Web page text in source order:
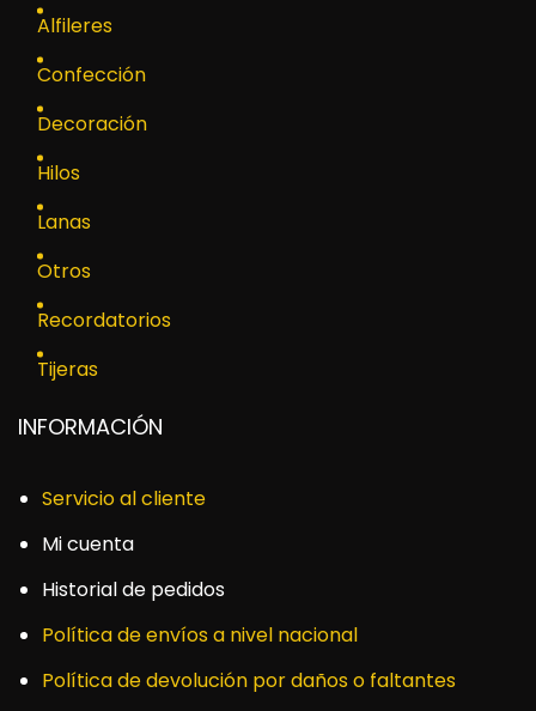
Alfileres
Confección
Decoración
Hilos
Lanas
Otros
Recordatorios
Tijeras
INFORMACIÓN
Servicio al cliente
Mi cuenta
Historial de pedidos
Política de envíos a nivel nacional
Política de devolución por daños o faltantes